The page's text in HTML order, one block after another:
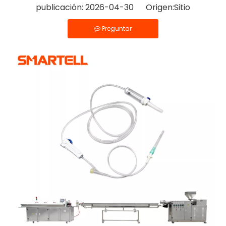
publicación: 2026-04-30 Origen:Sitio
Preguntar